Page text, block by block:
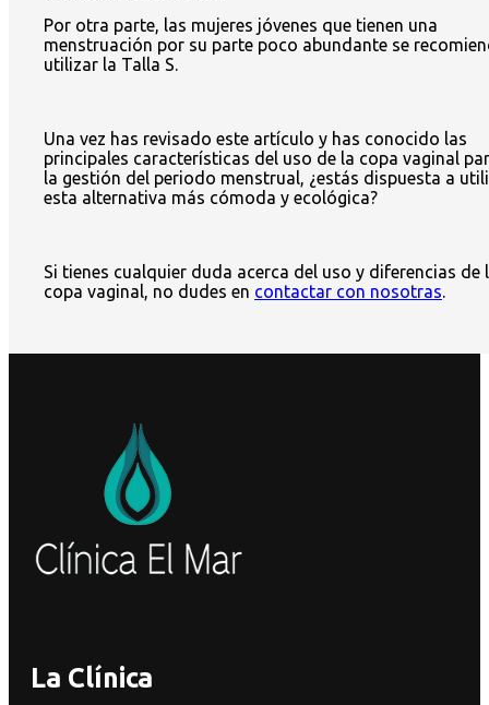
Por otra parte, las mujeres jóvenes que tienen una
menstruación por su parte poco abundante se
utilizar la Talla S.
Una vez has revisado este artículo y has conocido las
principales características del uso de la copa vaginal
la gestión del periodo menstrual, ¿estás dispuesta a
esta alternativa más cómoda y ecológica?
Si tienes cualquier duda acerca del uso y diferencias de
copa vaginal, no dudes en contactar con nosotras.
La Clínica